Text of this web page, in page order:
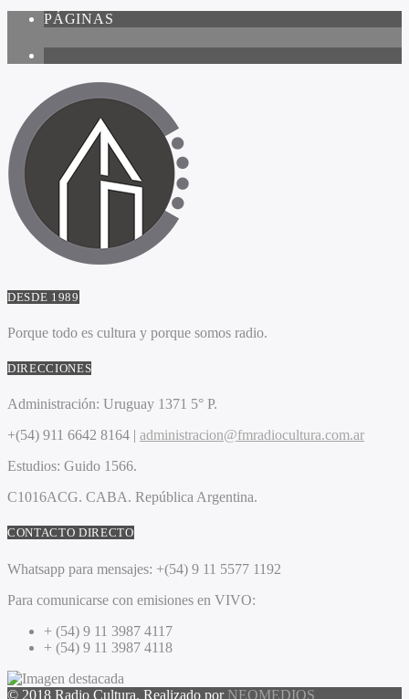
PÁGINAS
DESDE 1989
Porque todo es cultura y porque somos radio.
DIRECCIONES
Administración: Uruguay 1371 5° P.
+(54) 911 6642 8164 | administracion@fmradiocultura.com.ar
Estudios: Guido 1566.
C1016ACG. CABA. República Argentina.
CONTACTO DIRECTO
Whatsapp para mensajes: +(54) 9 11 5577 1192
Para comunicarse con emisiones en VIVO:
+ (54) 9 11 3987 4117
+ (54) 9 11 3987 4118
© 2018 Radio Cultura. Realizado por NEOMEDIOS